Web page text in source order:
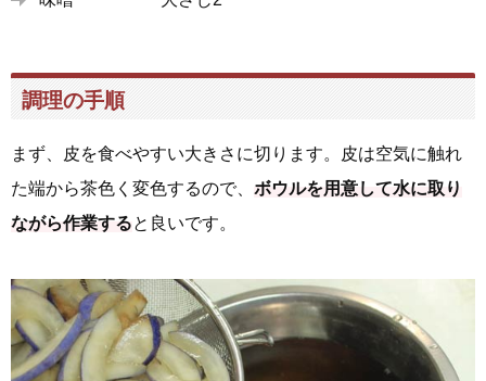
調理の手順
まず、皮を食べやすい大きさに切ります。皮は空気に触れ
た端から茶色く変色するので、 ボウルを用意して水に取り
ながら作業すると良いです。